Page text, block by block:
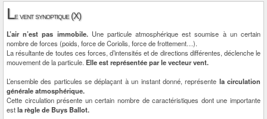
Le vent synoptique (X)
L’air n’est pas immobile. Une particule atmosphérique est soumise à un certain
nombre de forces (poids, force de Coriolis, force de frottement…).
La résultante de toutes ces forces, d’intensités et de directions différentes, déclenche le
mouvement de la particule. Elle est représentée par le vecteur vent.
L’ensemble des particules se déplaçant à un instant donné, représente la circulation
générale atmosphérique.
Cette circulation présente un certain nombre de caractéristiques dont une importante
estla règle de Buys Ballot.